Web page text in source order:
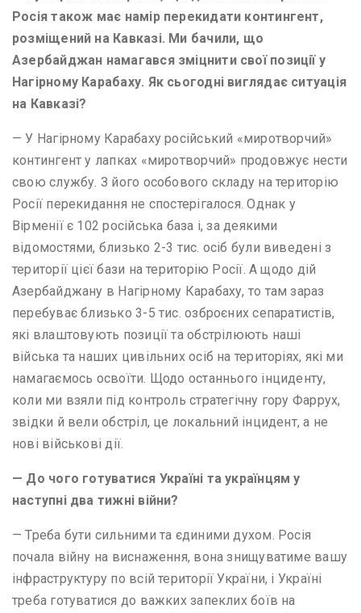
Росія також має намір перекидати контингент,
розміщений на Кавказі. Ми бачили, що
Азербайджан намагався зміцнити свої позиції у
Нагірному Карабаху. Як сьогодні виглядає ситуація
на Кавказі?
— У Нагірному Карабаху російський «миротворчий»
контингент у лапках «миротворчий» продовжує нести
свою службу. З його особового складу на територію
Росії перекидання не спостерігалося. Однак у
Вірменії є 102 російська база і, за деякими
відомостями, близько 2-3 тис. осіб були виведені з
території цієї бази на територію Росії. А щодо дій
Азербайджану в Нагірному Карабаху, то там зараз
перебуває близько 3-5 тис. озброєних сепаратистів,
які влаштовують позиції та обстрілюють наші
війська та наших цивільних осіб на територіях, які ми
намагаємось освоїти. Щодо останнього інциденту,
коли ми взяли під контроль стратегічну гору Фаррух,
звідки й вели обстріл, це локальний інцидент, а не
нові військові дії.
— До чого готуватися Україні та українцям у
наступні два тижні війни?
— Треба бути сильними та єдиними духом. Росія
почала війну на виснаження, вона знищуватиме вашу
інфраструктуру по всій території України, і Україні
треба готуватися до важких запеклих боїв на